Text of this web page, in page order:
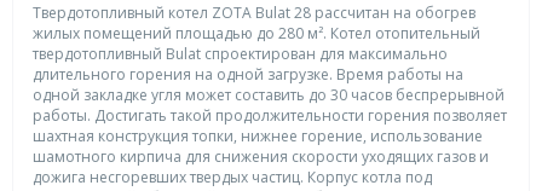
Твердотопливный котел ZOTA Bulat 28 рассчитан на обогрев
жилых помещений площадью до 280 м². Котел отопительный
твердотопливный Bulat спроектирован для максимально
длительного горения на одной загрузке. Время работы на
одной закладке угля может составить до 30 часов беспрерывной
работы. Достигать такой продолжительности горения позволяет
шахтная конструкция топки, нижнее горение, использование
шамотного кирпича для снижения скорости уходящих газов и
дожига несгоревших твердых частиц. Корпус котла под